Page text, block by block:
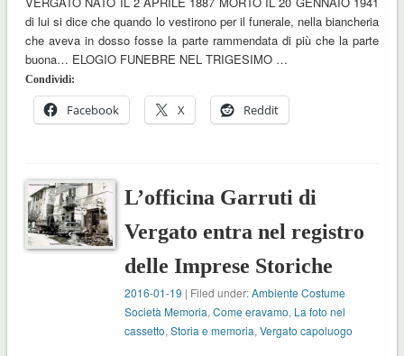
di lui si dice che quando lo vestirono per il funerale, nella biancheria
che aveva in dosso fosse la parte rammendata di più che la parte
buona… ELOGIO FUNEBRE NEL TRIGESIMO …
Condividi:
Facebook X Reddit
L’officina Garruti di
Vergato entra nel registro
delle Imprese Storiche
2016-01-19 | Filed under:Ambiente Costume
Società Memoria,Come eravamo, La foto nel
cassetto,Storia e memoria,Vergato capoluogo